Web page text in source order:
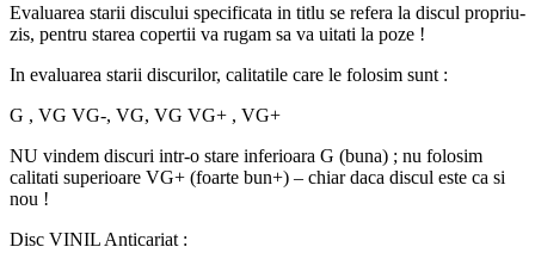
Evaluarea starii discului specificata in titlu se refera la discul propriu-
zis, pentru starea copertii va rugam sa va uitati la poze !
In evaluarea starii discurilor, calitatile care le folosim sunt :
G , VG VG-, VG, VG VG+ , VG+
NU vindem discuri intr-o stare inferioara G (buna) ; nu folosim
calitati superioare VG+ (foarte bun+) – chiar daca discul este ca si
nou !
Disc VINIL Anticariat :